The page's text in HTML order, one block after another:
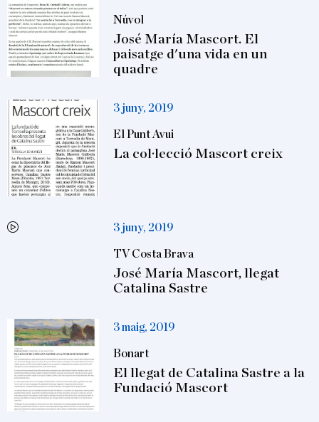
Núvol
José María Mascort. El
paisatge d'una vida en un
quadre
3 juny, 2019
El Punt Avui
La col·lecció Mascort creix
3 juny, 2019
TV Costa Brava
José María Mascort, llegat
Catalina Sastre
3 maig, 2019
Bonart
El llegat de Catalina Sastre a la
Fundació Mascort